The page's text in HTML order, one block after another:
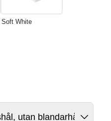
Soft White